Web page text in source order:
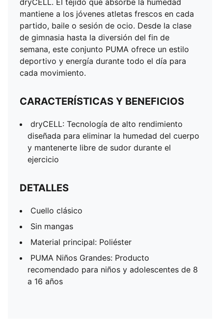
Material principal: Poliéster
PUMA Niños Grandes: Producto recomendado para
niños y adolescentes de 8 a 16 años
dryCELL. El tejido que absorbe la humedad
mantiene a los jóvenes atletas frescos en cada
partido, baile o sesión de ocio. Desde la clase
de gimnasia hasta la diversión del fin de
semana, este conjunto PUMA ofrece un estilo
deportivo y energía durante todo el día para
cada movimiento.
CARACTERÍSTICAS Y BENEFICIOS
dryCELL: Tecnología de alto rendimiento
diseñada para eliminar la humedad del cuerpo
y mantenerte libre de sudor durante el
ejercicio
DETALLES
Cuello clásico
Sin mangas
Material principal: Poliéster
PUMA Niños Grandes: Producto
recomendado para niños y adolescentes de 8
a 16 años